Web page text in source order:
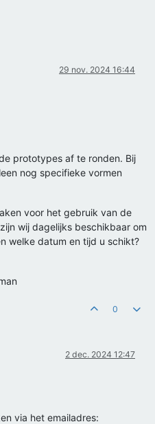
29 nov. 2024 16:44
prototypes af te ronden. Bij
nog specifieke vormen
voor het gebruik van de
wij dagelijks beschikbaar om
welke datum en tijd u schikt?
0
2 dec. 2024 12:47
via het emailadres: